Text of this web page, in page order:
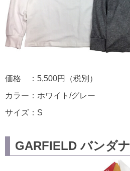
価格 ：5,500円（税別）
カラー：ホワイト/グレー
サイズ：S
GARFIELD バンダナ